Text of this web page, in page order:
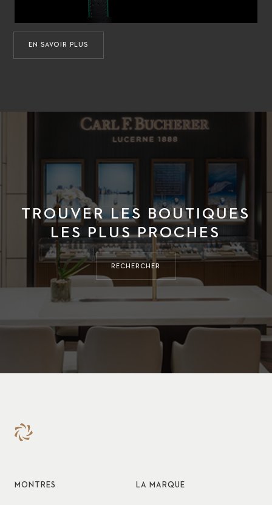
EN SAVOIR PLUS
TROUVER LES BOUTIQUES
LES PLUS PROCHES
RECHERCHER
MONTRES LA MARQUE